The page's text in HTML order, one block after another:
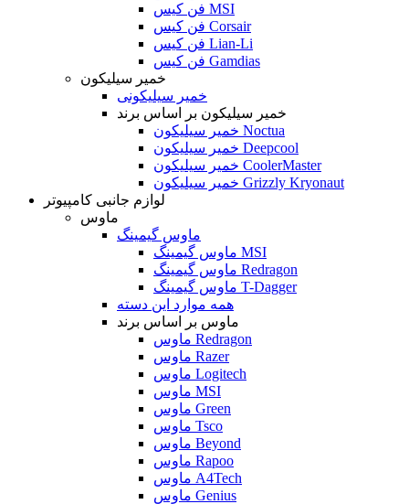
فن کیس MSI
فن کیس Corsair
فن کیس Lian-Li
فن کیس Gamdias
خمیر سیلیکون
خمیر سیلیکونی
خمیر سیلیکون بر اساس برند
خمیر سیلیکون Noctua
خمیر سیلیکون Deepcool
خمیر سیلیکون CoolerMaster
خمیر سیلیکون Grizzly Kryonaut
لوازم جانبی کامپیوتر
ماوس
ماوس گیمینگ
ماوس گیمینگ MSI
ماوس گیمینگ Redragon
ماوس گیمینگ T-Dagger
همه موارد این دسته
ماوس بر اساس برند
ماوس Redragon
ماوس Razer
ماوس Logitech
ماوس MSI
ماوس Green
ماوس Tsco
ماوس Beyond
ماوس Rapoo
ماوس A4Tech
ماوس Genius